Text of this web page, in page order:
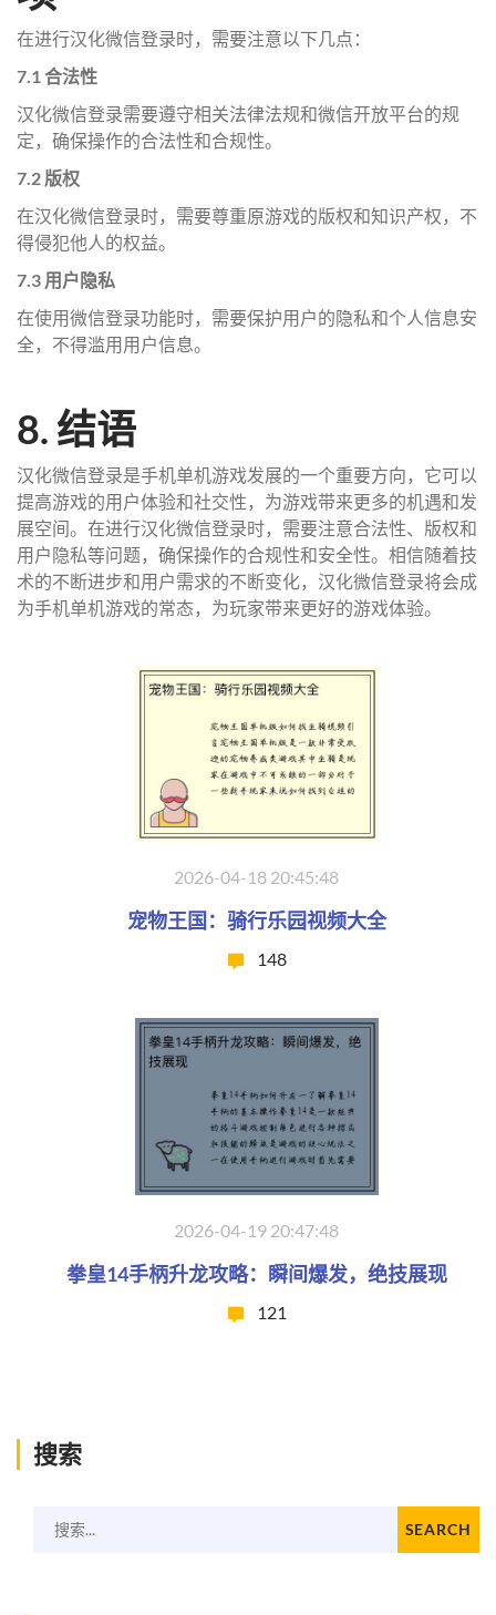
在进行汉化微信登录时，需要注意以下几点：
7.1 合法性
汉化微信登录需要遵守相关法律法规和微信开放平台的规
定，确保操作的合法性和合规性。
7.2 版权
在汉化微信登录时，需要尊重原游戏的版权和知识产权，不
得侵犯他人的权益。
7.3 用户隐私
在使用微信登录功能时，需要保护用户的隐私和个人信息安
全，不得滥用用户信息。
8. 结语
汉化微信登录是手机单机游戏发展的一个重要方向，它可以
提高游戏的用户体验和社交性，为游戏带来更多的机遇和发
展空间。在进行汉化微信登录时，需要注意合法性、版权和
用户隐私等问题，确保操作的合规性和安全性。相信随着技
术的不断进步和用户需求的不断变化，汉化微信登录将会成
为手机单机游戏的常态，为玩家带来更好的游戏体验。
2026-04-18 20:45:48
宠物王国：骑行乐园视频大全
148
2026-04-19 20:47:48
拳皇14手柄升龙攻略：瞬间爆发，绝技展现
121
搜索
搜索... SEARCH